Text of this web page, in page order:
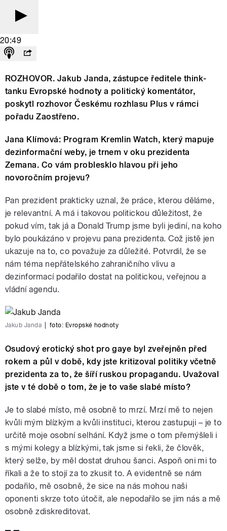
20:49
ROZHOVOR. Jakub Janda, zástupce ředitele think-
tanku Evropské hodnoty a politický komentátor,
poskytl rozhovor Českému rozhlasu Plus v rámci
pořadu Zaostřeno.
Jana Klímová: Program Kremlin Watch, který mapuje
dezinformační weby, je trnem v oku prezidenta
Zemana. Co vám problesklo hlavou při jeho
novoročním projevu?
Pan prezident prakticky uznal, že práce, kterou děláme,
je relevantní. A má i takovou politickou důležitost, že
pokud vím, tak já a Donald Trump jsme byli jediní, na koho
bylo poukázáno v projevu pana prezidenta. Což jistě jen
ukazuje na to, co považuje za důležité. Potvrdil, že se
nám téma nepřátelského zahraničního vlivu a
dezinformací podařilo dostat na politickou, veřejnou a
vládní agendu.
Jakub Janda foto: Evropské hodnoty
Osudový erotický shot pro gaye byl zveřejněn před
rokem a půl v době, kdy jste kritizoval politiky včetně
prezidenta za to, že šíří ruskou propagandu. Uvažoval
jste v té době o tom, že je to vaše slabé místo?
Je to slabé místo, mě osobně to mrzí. Mrzí mě to nejen
kvůli mým blízkým a kvůli instituci, kterou zastupuji – je to
určitě moje osobní selhání. Když jsme o tom přemýšleli i
s mými kolegy a blízkými, tak jsme si řekli, že člověk,
který selže, by měl dostat druhou šanci. Aspoň oni mi to
říkali a že to stojí za to zkusit to. A evidentně se nám
podařilo, mě osobně, že sice na nás mohou naši
oponenti skrze toto útočit, ale nepodařilo se jim nás a mě
osobně zdiskreditovat.